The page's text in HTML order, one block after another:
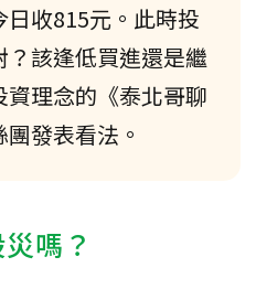
收815元。此時投
該逢低買進還是繼
理念的《泰北哥聊
發表看法。
嗎？